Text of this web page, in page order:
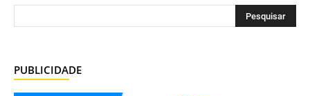
PUBLICIDADE